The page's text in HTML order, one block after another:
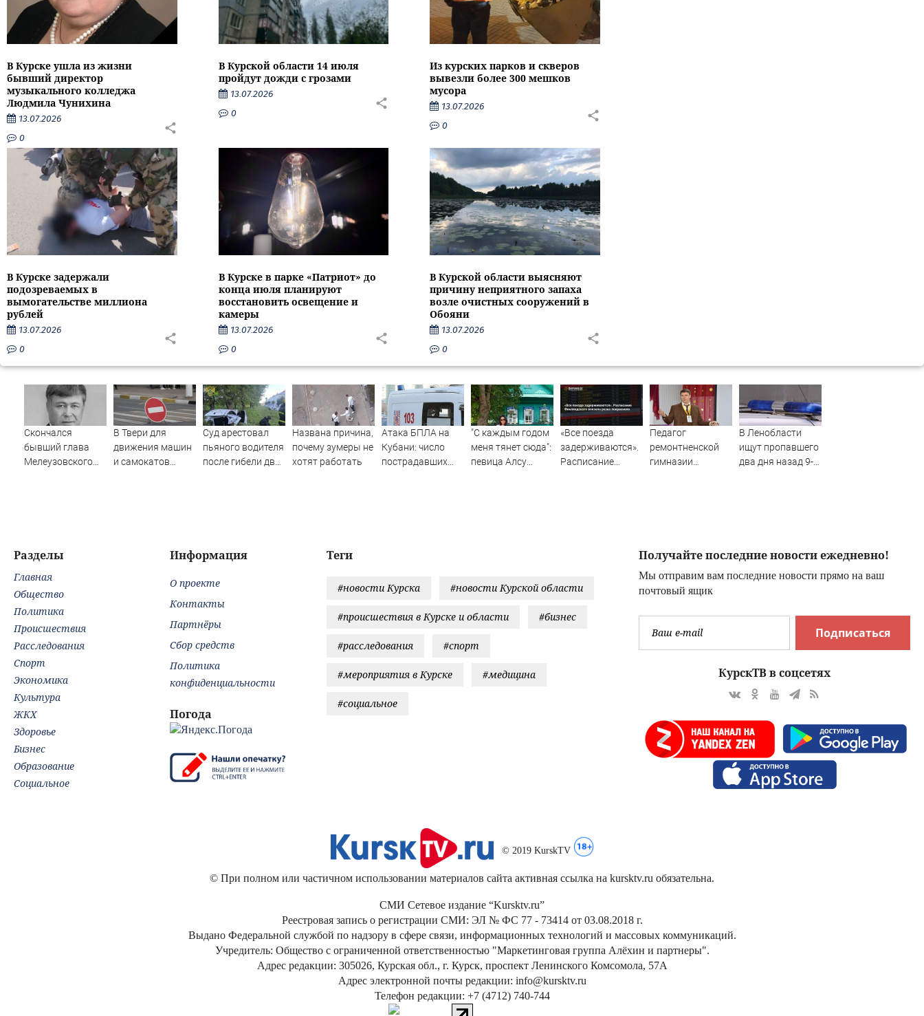
В Курске ушла из жизни
бывший директор
музыкального колледжа
Людмила Чунихина
13.07.2026
0
В Курской области 14 июля
пройдут дожди с грозами
13.07.2026
0
Из курских парков и скверов
вывезли более 300 мешков
мусора
13.07.2026
0
В Курске задержали
подозреваемых в
вымогательстве миллиона
рублей
13.07.2026
0
В Курске в парке «Патриот» до
конца июля планируют
восстановить освещение и
камеры
13.07.2026
0
В Курской области выясняют
причину неприятного запаха
возле очистных сооружений в
Обояни
13.07.2026
0
Скончался
бывший глава
Мелеузовского
В Твери для
движения машин
и самокатов
Суд арестовал
пьяного водителя
после гибели двух
Названа причина,
почему зумеры не
хотят работать
Атака БПЛА на
Кубани: число
пострадавших
"С каждым годом
меня тянет сюда":
певица Алсу
«Все поезда
задерживаются».
Расписание
Педагог
ремонтненской
гимназии
В Ленобласти
ищут пропавшего
два дня назад 9-
Получайте последние новости ежедневно!
Мы отправим вам последние новости прямо на ваш
почтовый ящик
Подписаться
КурскТВ в соцсетях
Теги
#новости Курска #новости Курской области
#происшествия в Курске и области #бизнес
#расследования #спорт
#мероприятия в Курске #медицина
#социальное
Разделы
Главная
Общество
Политика
Происшествия
Расследования
Спорт
Экономика
Культура
ЖКХ
Здоровье
Бизнес
Образование
Социальное
Информация
О проекте
Контакты
Партнёры
Сбор средств
Политика
конфиденциальности
Погода
© 2019 KurskTV
© При полном или частичном использовании материалов сайта активная ссылка на kursktv.ru обязательна.
СМИ Сетевое издание “Kursktv.ru”
Реестровая запись о регистрации СМИ: ЭЛ № ФС 77 - 73414 от 03.08.2018 г.
Выдано Федеральной службой по надзору в сфере связи, информационных технологий и массовых коммуникаций.
Учредитель: Общество с ограниченной ответственностью "Маркетинговая группа Алёхин и партнеры".
Адрес редакции: 305026, Курская обл., г. Курск, проспект Ленинского Комсомола, 57А
Адрес электронной почты редакции: info@kursktv.ru
Телефон редакции: +7 (4712) 740-744